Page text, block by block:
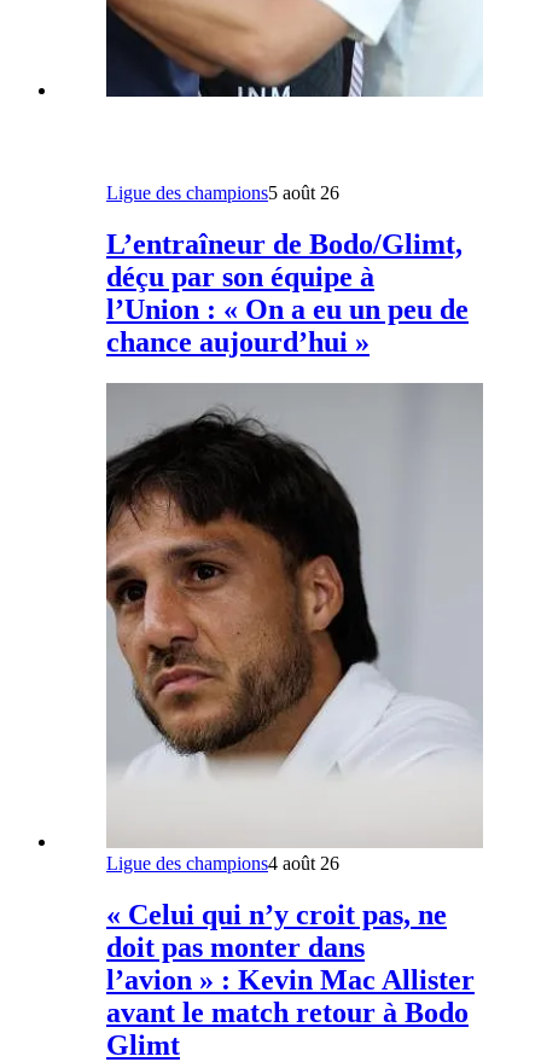
Ligue des champions5 août 26
L’entraîneur de Bodo/Glimt,
déçu par son équipe à
l’Union : « On a eu un peu de
chance aujourd’hui »
Ligue des champions4 août 26
« Celui qui n’y croit pas, ne
doit pas monter dans
l’avion » : Kevin Mac Allister
avant le match retour à Bodo
Glimt